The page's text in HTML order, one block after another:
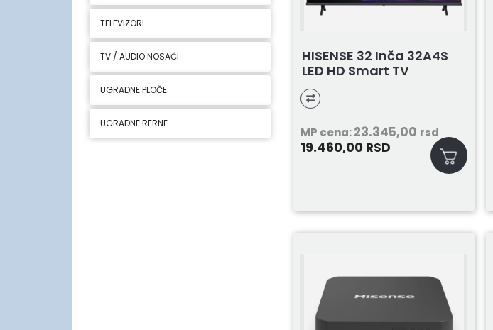
TELEVIZORI
TV / AUDIO NOSAČI
UGRADNE PLOČE
UGRADNE RERNE
HISENSE 32 Inča 32A4S
LED HD Smart TV
MP cena:23.345,00 rsd
19.460,00 RSD